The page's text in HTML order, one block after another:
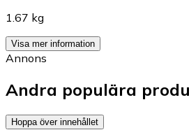
1.67 kg
Visa mer information
Annons
Andra populära
Hoppa över innehållet